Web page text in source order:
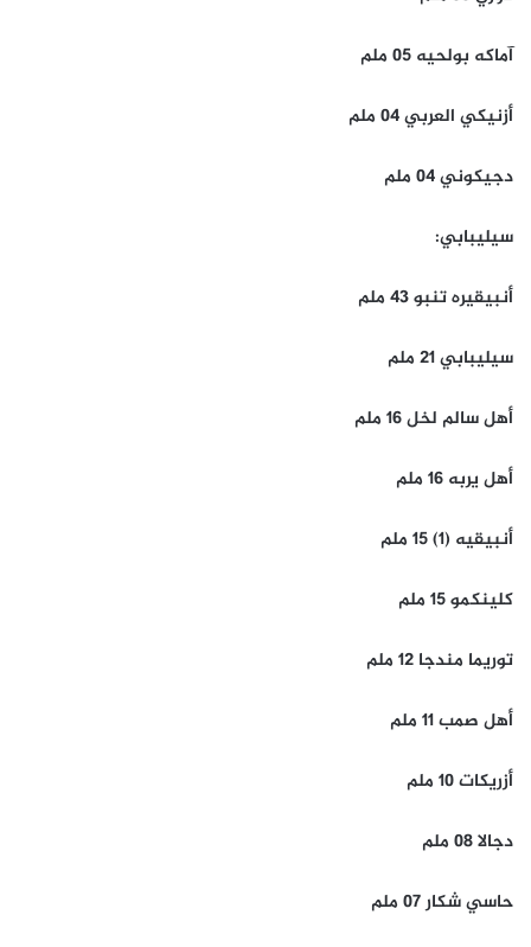
آماكه بولحيه 05 ملم
أزنيكي العربي 04 ملم
دجيكوني 04 ملم
سيليبابي:
أنبيقيره تنبو 43 ملم
سيليبابي 21 ملم
أهل سالم لخل 16 ملم
أهل يربه 16 ملم
أنبيقيه (1) 15 ملم
كلينكمو 15 ملم
توريما مندجا 12 ملم
أهل صمب 11 ملم
أزريكات 10 ملم
دجالا 08 ملم
حاسي شكار 07 ملم